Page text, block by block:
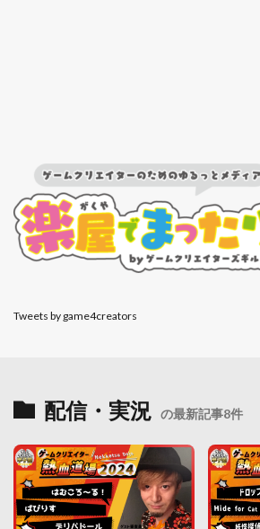
Tweets by game4creators
配信・実況 の最新記事8件